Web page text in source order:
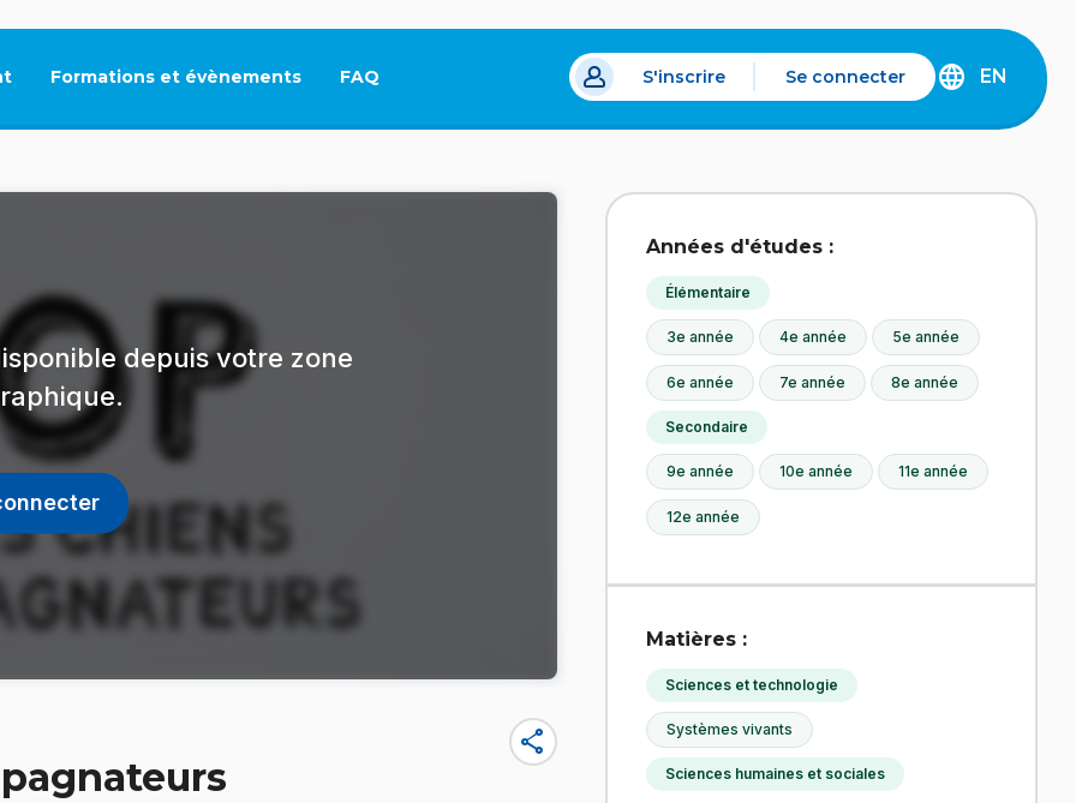
Formations et évènements FAQ
Ce lien s'ouvrira dans un nouvel onglet.
S'inscrire Se connecter
DISCOVER
EN
depuis votre zone
share
Années d'études :
Élémentaire
3e année 4e année 5e année
6e année 7e année 8e année
Secondaire
9e année 10e année 11e année
12e année
Matières :
Sciences et technologie
Systèmes vivants
Sciences humaines et sociales